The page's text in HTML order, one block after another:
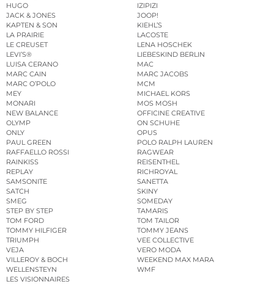
HUGO
IZIPIZI
JACK & JONES
JOOP!
KAPTEN & SON
KIEHL’S
LA PRAIRIE
LACOSTE
LE CREUSET
LENA HOSCHEK
LEVI’S®
LIEBESKIND BERLIN
LUISA CERANO
MAC
MARC CAIN
MARC JACOBS
MARC O’POLO
MCM
MEY
MICHAEL KORS
MONARI
MOS MOSH
NEW BALANCE
OFFICINE CREATIVE
OLYMP
ON SCHUHE
ONLY
OPUS
PAUL GREEN
POLO RALPH LAUREN
RAFFAELLO ROSSI
RAGWEAR
RAINKISS
REISENTHEL
REPLAY
RICHROYAL
SAMSONITE
SANETTA
SATCH
SKINY
SMEG
SOMEDAY
STEP BY STEP
TAMARIS
TOM FORD
TOM TAILOR
TOMMY HILFIGER
TOMMY JEANS
TRIUMPH
VEE COLLECTIVE
VEJA
VERO MODA
VILLEROY & BOCH
WEEKEND MAX MARA
WELLENSTEYN
WMF
LES VISIONNAIRES